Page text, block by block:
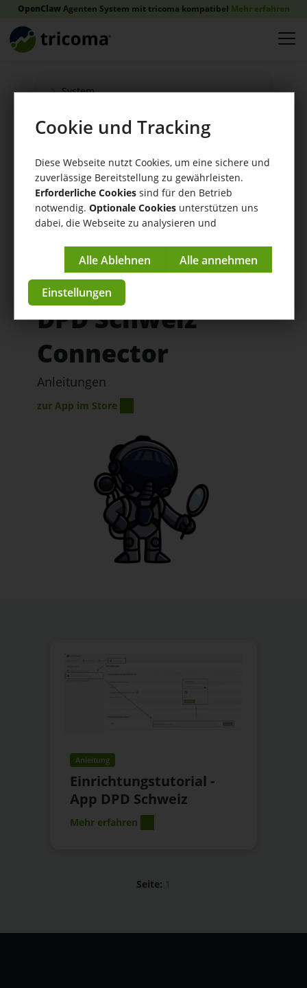
OpenClawAgenten System mit tricoma kompatibel Mehr erfahren
System
Onlineshop
Schnittstellen
Zahlung
Versand
CRM Tools
DPD Schweiz
Connector
Anleitungen
zur App im Store
Anleitung
Einrichtungstutorial -
App DPD Schweiz
Mehr erfahren
Seite: 1
Cookie und Tracking
Diese Webseite nutzt Cookies, um eine sichere und
zuverlässige Bereitstellung zu gewährleisten.
Erforderliche Cookies sind für den Betrieb
notwendig. Optionale Cookies unterstützen uns
dabei, die Webseite zu analysieren und
Impressum| Datenschutzerklärung
Einstellungen